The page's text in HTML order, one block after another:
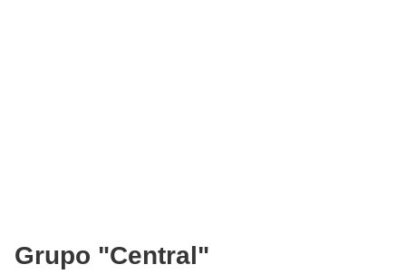
Grupo "Central"